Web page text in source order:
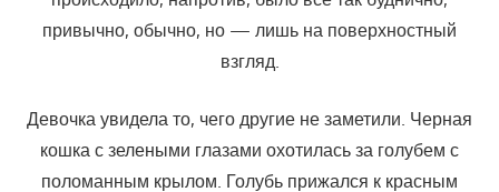
привычно, обычно, но — лишь на поверхностный
взгляд.
Девочка увидела то, чего другие не заметили. Черная
кошка с зелеными глазами охотилась за голубем с
поломанным крылом. Голубь прижался к красным